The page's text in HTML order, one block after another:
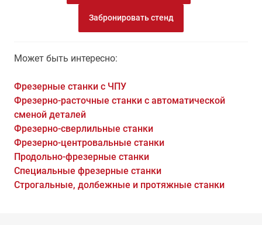
Забронировать стенд
Может быть интересно:
Фрезерные станки с ЧПУ
Фрезерно-расточные станки с автоматической
сменой деталей
Фрезерно-сверлильные станки
Фрезерно-центровальные станки
Продольно-фрезерные станки
Специальные фрезерные станки
Строгальные, долбежные и протяжные станки